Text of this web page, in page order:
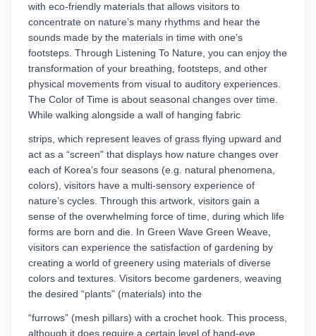
with eco-friendly materials that allows visitors to
concentrate on nature’s many rhythms and hear the
sounds made by the materials in time with one’s
footsteps. Through Listening To Nature, you can enjoy the
transformation of your breathing, footsteps, and other
physical movements from visual to auditory experiences.
The Color of Time is about seasonal changes over time.
While walking alongside a wall of hanging fabric
strips, which represent leaves of grass flying upward and
act as a “screen” that displays how nature changes over
each of Korea’s four seasons (e.g. natural phenomena,
colors), visitors have a multi-sensory experience of
nature’s cycles. Through this artwork, visitors gain a
sense of the overwhelming force of time, during which life
forms are born and die. In Green Wave Green Weave,
visitors can experience the satisfaction of gardening by
creating a world of greenery using materials of diverse
colors and textures. Visitors become gardeners, weaving
the desired “plants” (materials) into the
“furrows” (mesh pillars) with a crochet hook. This process,
although it does require a certain level of hand-eye